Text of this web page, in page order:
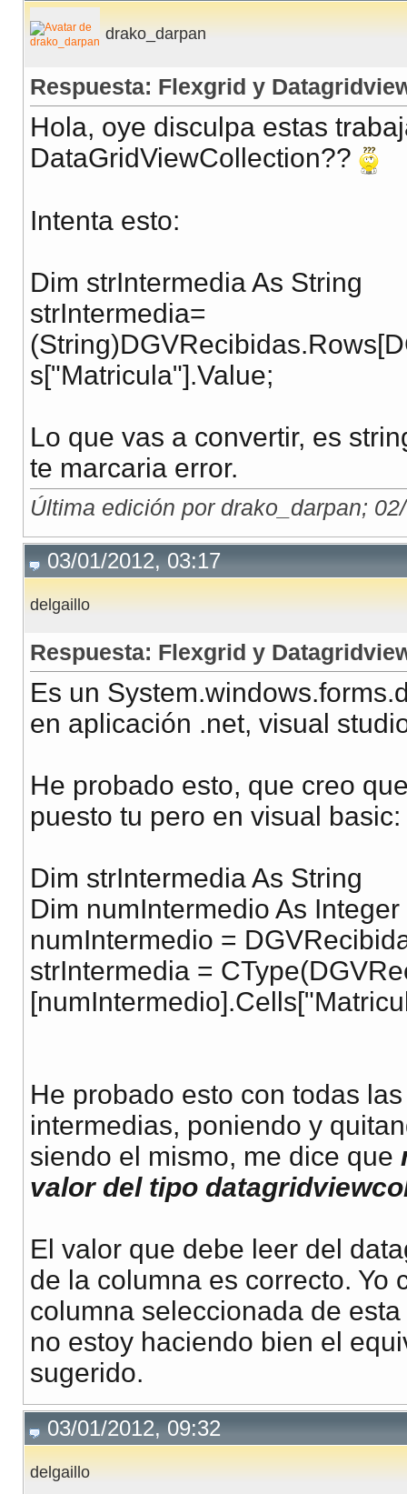
drako_darpan
Respuesta: Flexgrid y
Hola, oye disculpa estas
DataGridViewCollection??
Intenta esto:
Dim strIntermedia As String
strIntermedia=
s["Matricula"].Value;
Lo que vas a convertir, es
te marcaria error.
Última edición por drako_darpan;
03/01/2012, 03:17
delgaillo
Respuesta: Flexgrid y
Es un
en aplicación .net, visual
He probado esto, que creo
puesto tu pero en visual basic:
Dim strIntermedia As String
Dim numIntermedio As Integer
numIntermedio =
strIntermedia =
He probado esto con todas
intermedias, poniendo y
siendo el mismo, me dice que
valor del tipo
El valor que debe leer del
de la columna es correcto. Yo
columna seleccionada de
no estoy haciendo bien el
sugerido.
03/01/2012, 09:32
delgaillo